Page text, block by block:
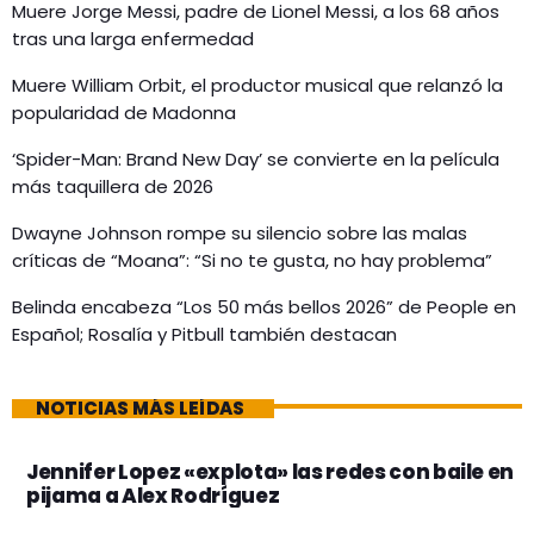
Muere Jorge Messi, padre de Lionel Messi, a los 68 años
tras una larga enfermedad
Muere William Orbit, el productor musical que relanzó la
popularidad de Madonna
‘Spider-Man: Brand New Day’ se convierte en la película
más taquillera de 2026
Dwayne Johnson rompe su silencio sobre las malas
críticas de “Moana”: “Si no te gusta, no hay problema”
Belinda encabeza “Los 50 más bellos 2026” de People en
Español; Rosalía y Pitbull también destacan
NOTICIAS MÁS LEÍDAS
Jennifer Lopez «explota» las redes con baile en
pijama a Alex Rodríguez